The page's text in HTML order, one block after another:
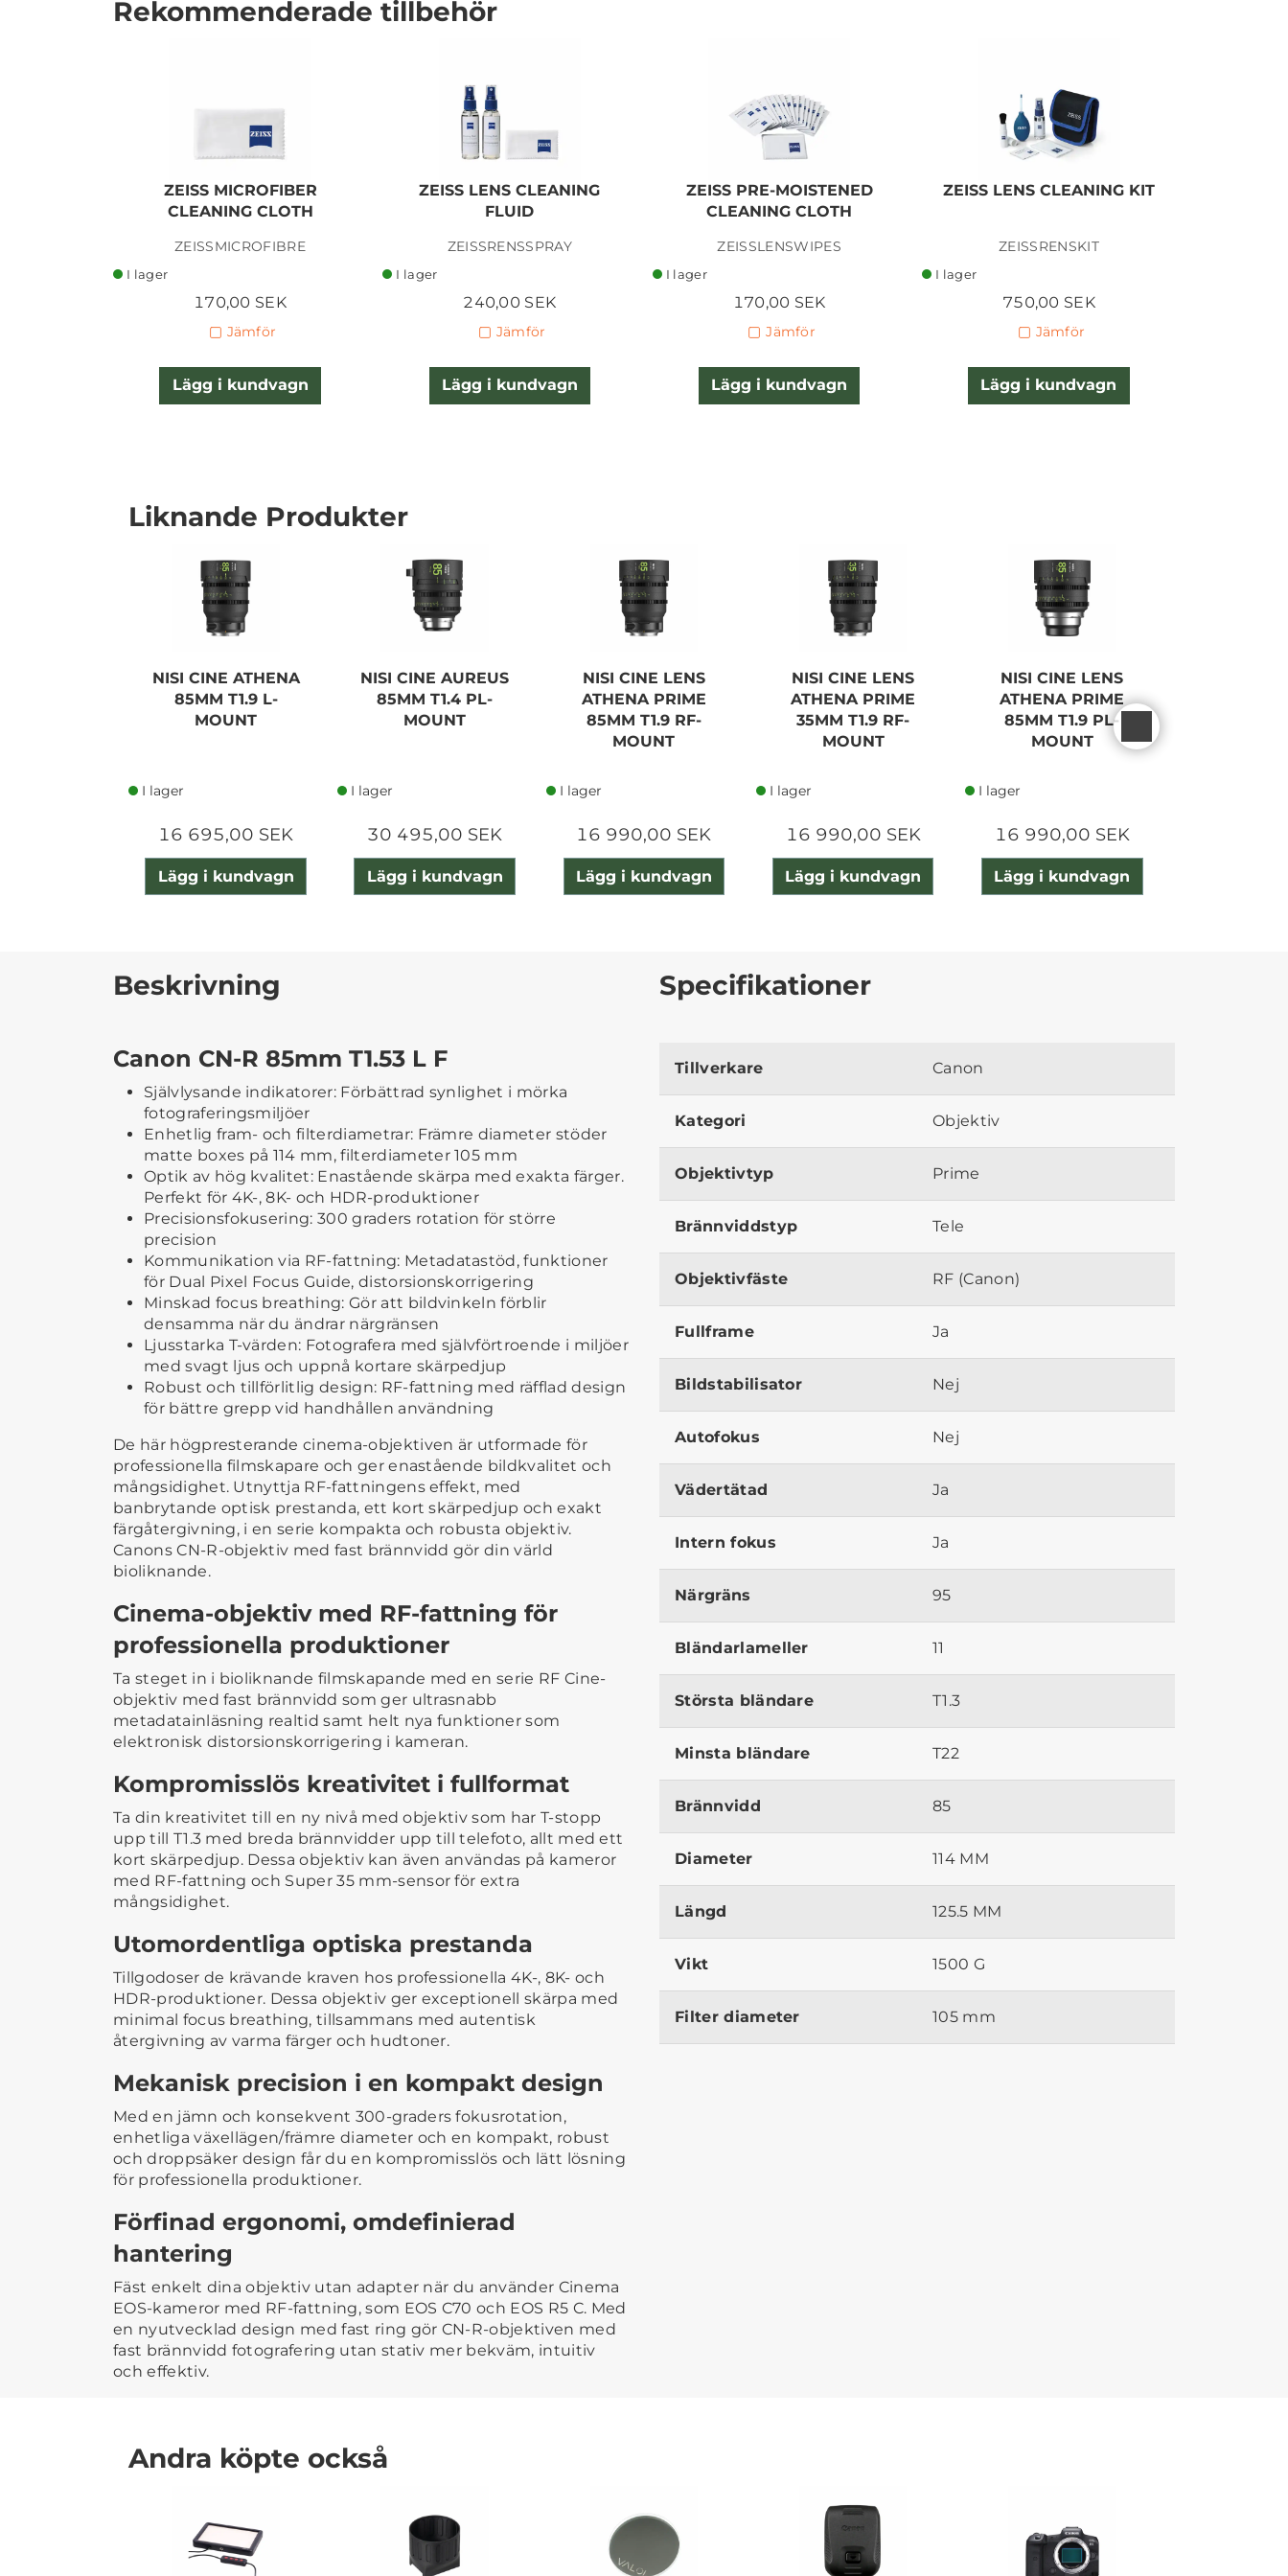
CANON RF LENS REAR
I lager
Rekommenderade tillbehör
ZEISS MICROFIBER
CLEANING CLOTH
ZEISSMICROFIBRE
I lager
170,00 SEK
Jämför
Lägg i kundvagn
ZEISS LENS CLEANING
FLUID
ZEISSRENSSPRAY
I lager
240,00 SEK
Jämför
Lägg i kundvagn
ZEISS PRE-MOISTENED
CLEANING CLOTH
ZEISSLENSWIPES
I lager
170,00 SEK
Jämför
Lägg i kundvagn
ZEISS LENS CLEANING KIT
ZEISSRENSKIT
I lager
750,00 SEK
Jämför
Lägg i kundvagn
Liknande Produkter
NISI CINE ATHENA
85MM T1.9 L-
MOUNT
I lager
16 695,00 SEK
Lägg i kundvagn
NISI CINE AUREUS
85MM T1.4 PL-
MOUNT
I lager
30 495,00 SEK
Lägg i kundvagn
NISI CINE LENS
ATHENA PRIME
85MM T1.9 RF-
MOUNT
I lager
16 990,00 SEK
Lägg i kundvagn
NISI CINE LENS
ATHENA PRIME
35MM T1.9 RF-
MOUNT
I lager
16 990,00 SEK
Lägg i kundvagn
NISI CINE LENS
ATHENA PRIME
85MM T1.9 PL-
MOUNT
I lager
16 990,00 SEK
Lägg i kundvagn
Beskrivning
Canon CN-R 85mm T1.53 L F
Självlysande indikatorer: Förbättrad synlighet i mörka
fotograferingsmiljöer
Enhetlig fram- och filterdiametrar: Främre diameter stöder
matte boxes på 114 mm, filterdiameter 105 mm
Optik av hög kvalitet: Enastående skärpa med exakta färger.
Perfekt för 4K-, 8K- och HDR-produktioner
Precisionsfokusering: 300 graders rotation för större
precision
Kommunikation via RF-fattning: Metadatastöd, funktioner
för Dual Pixel Focus Guide, distorsionskorrigering
Minskad focus breathing: Gör att bildvinkeln förblir
densamma när du ändrar närgränsen
Ljusstarka T-värden: Fotografera med självförtroende i miljöer
med svagt ljus och uppnå kortare skärpedjup
Robust och tillförlitlig design: RF-fattning med räfflad design
för bättre grepp vid handhållen användning
De här högpresterande cinema-objektiven är utformade för
professionella filmskapare och ger enastående bildkvalitet och
mångsidighet. Utnyttja RF-fattningens effekt, med
banbrytande optisk prestanda, ett kort skärpedjup och exakt
färgåtergivning, i en serie kompakta och robusta objektiv.
Canons CN-R-objektiv med fast brännvidd gör din värld
bioliknande.
Cinema-objektiv med RF-fattning för
professionella produktioner
Ta steget in i bioliknande filmskapande med en serie RF Cine-
objektiv med fast brännvidd som ger ultrasnabb
metadatainläsning realtid samt helt nya funktioner som
elektronisk distorsionskorrigering i kameran.
Kompromisslös kreativitet i fullformat
Ta din kreativitet till en ny nivå med objektiv som har T-stopp
upp till T1.3 med breda brännvidder upp till telefoto, allt med ett
kort skärpedjup. Dessa objektiv kan även användas på kameror
med RF-fattning och Super 35 mm-sensor för extra
mångsidighet.
Utomordentliga optiska prestanda
Tillgodoser de krävande kraven hos professionella 4K-, 8K- och
HDR-produktioner. Dessa objektiv ger exceptionell skärpa med
minimal focus breathing, tillsammans med autentisk
återgivning av varma färger och hudtoner.
Mekanisk precision i en kompakt design
Med en jämn och konsekvent 300-graders fokusrotation,
enhetliga växellägen/främre diameter och en kompakt, robust
och droppsäker design får du en kompromisslös och lätt lösning
för professionella produktioner.
Förfinad ergonomi, omdefinierad
hantering
Fäst enkelt dina objektiv utan adapter när du använder Cinema
EOS-kameror med RF-fattning, som EOS C70 och EOS R5 C. Med
en nyutvecklad design med fast ring gör CN-R-objektiven med
fast brännvidd fotografering utan stativ mer bekväm, intuitiv
och effektiv.
Specifikationer
Tillverkare Canon
Kategori Objektiv
Objektivtyp Prime
Brännviddstyp Tele
Objektivfäste RF (Canon)
Fullframe Ja
Bildstabilisator Nej
Autofokus Nej
Vädertätad Ja
Intern fokus Ja
Närgräns 95
Bländarlameller 11
Största bländare T1.3
Minsta bländare T22
Brännvidd 85
Diameter 114 MM
Längd 125.5 MM
Vikt 1500 G
Filter diameter 105 mm
Andra köpte också